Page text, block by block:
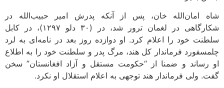
شاه امان‌الله خان، پس از آنکه پدرش امیر حبیب‌الله در
شکارگاهی در لغمان ترور شد، در (۳۰ دلو ۱۲۹۷)، در کابل
سلطنت خود را اعلام کرد. او دوازده روز بعد در نامه‌ای به لرد
چلمسفورد فرماندار کل هند، مرگ پدر و سلطنت خود را به اطلاع
او رساند و ضمنا از “حکومت مستقل و آزاد افغانستان” سخن
گفت. ولی فرماندار هند توجهی به اعلام استقلال او نکرد.